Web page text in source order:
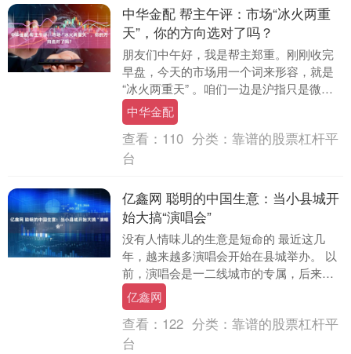
中华金配 帮主午评：市场“冰火两重
天”，你的方向选对了吗？
朋友们中午好，我是帮主郑重。刚刚收完
早盘，今天的市场用一个词来形容，就是
“冰火两重天” 。咱们一边是沪指只是微
跌，但另一边，创业板指跌了超过1%，整
个市场超过....
中华金配
查看： 110 分类： 靠谱的股票杠杆平
台
亿鑫网 聪明的中国生意：当小县城开
始大搞“演唱会”
没有人情味儿的生意是短命的 最近这几
年，越来越多演唱会开始在县城举办。 以
前，演唱会是一二线城市的专属，后来渐
渐下沉到了三四线城市，如今，县城成为
了演唱会的新战....
亿鑫网
查看： 122 分类： 靠谱的股票杠杆平
台